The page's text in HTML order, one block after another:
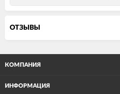
ОТЗЫВЫ
КОМПАНИЯ
ИНФОРМАЦИЯ